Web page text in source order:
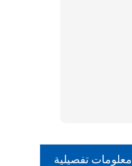
معلومات تفصيلية